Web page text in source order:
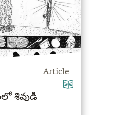
Article
శివుడి